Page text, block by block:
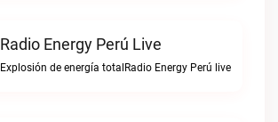
Radio Energy Perú Live
Explosión de energía totalRadio Energy Perú live